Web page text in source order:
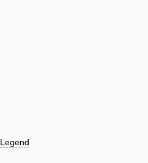
Legend